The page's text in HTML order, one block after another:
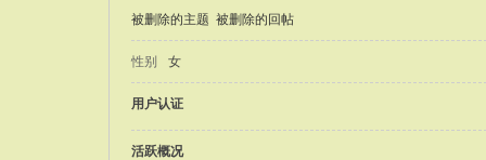
被删除的主题 被删除的回帖
性别 女
用户认证
活跃概况